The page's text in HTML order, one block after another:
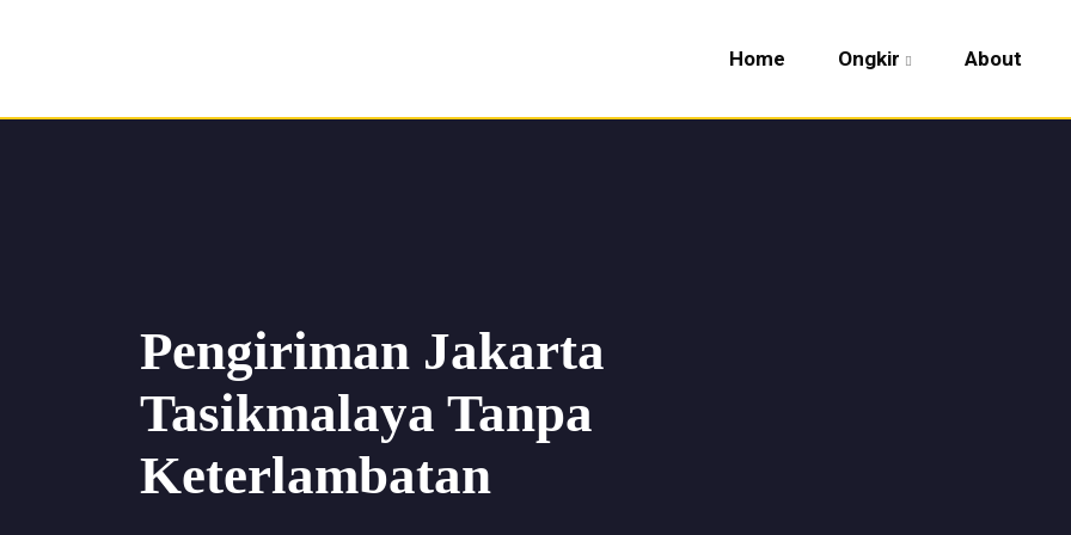
Home Ongkir About
Pengiriman Jakarta
Tasikmalaya Tanpa
Keterlambatan